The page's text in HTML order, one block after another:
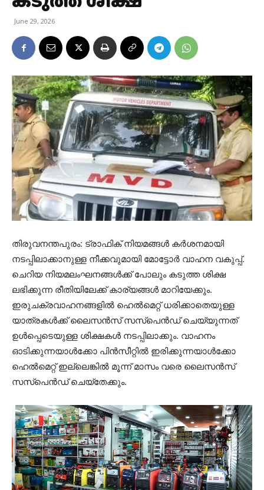
June 29, 2026
തിരുവനന്തപുരം: ട്രാഫിക് നിയമങ്ങള്‍ കര്‍ശനമായി
നടപ്പിലാക്കാനുള്ള നീക്കവുമായി മോട്ടോര്‍ വാഹന വകുപ്പ്.
ചെറിയ നിയമലംഘനങ്ങള്‍ക്ക് പോലും കടുത്ത ശിക്ഷ
ലഭിക്കുന്ന രീതിയിലേക്ക് കാര്യങ്ങള്‍ മാറിയേക്കും.
ഇരുചക്രവാഹനങ്ങളില്‍ ഹെല്‍മെറ്റ് ധരിക്കാതെയുള്ള
യാത്രകള്‍ക്ക് ലൈസന്‍സ് സസ്‌പെന്‍ഡ് ചെയ്യുന്നത്
ഉള്‍പ്പെടെയുള്ള ശിക്ഷകള്‍ നടപ്പിലാക്കും. വാഹനം
ഓടിക്കുന്നയാള്‍ക്കോ പിന്‍സീറ്റില്‍ ഇരിക്കുന്നയാള്‍ക്കോ
ഹെല്‍മെറ്റ് ഇല്ലെങ്കില്‍ മൂന്ന് മാസം വരെ ലൈസന്‍സ്
സസ്‌പെന്‍ഡ് ചെയ്‌തേക്കും.